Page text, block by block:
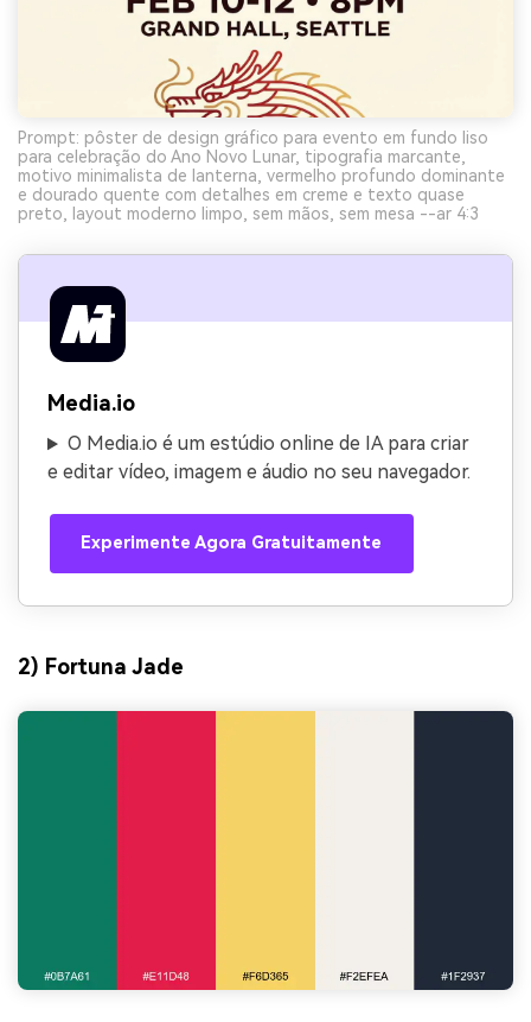
Prompt: pôster de design gráfico para evento em fundo liso
para celebração do Ano Novo Lunar, tipografia marcante,
motivo minimalista de lanterna, vermelho profundo dominante
e dourado quente com detalhes em creme e texto quase
preto, layout moderno limpo, sem mãos, sem mesa --ar 4:3
Media.io
O Media.io é um estúdio online de IA para criar
e editar vídeo, imagem e áudio no seu navegador.
Experimente Agora Gratuitamente
2) Fortuna Jade